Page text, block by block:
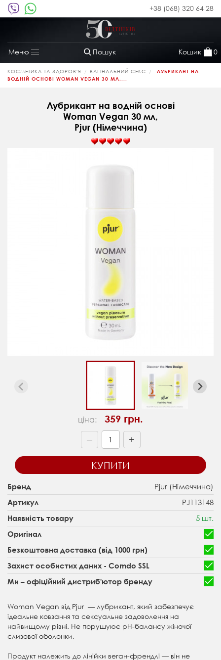
+38 (068) 320 64 28
Пошук Кошик 0
Меню
Toggle
navigation
КОСМЕТИКА ТА ЗДОРОВ'Я ВАГІНАЛЬНИЙ СЕКС
ЛУБРИКАНТ НА
ВОДНІЙ ОСНОВІ WOMAN VEGAN 30 МЛ,...
Лубрикант на водній основі
Woman Vegan 30 мл,
Pjur (Німеччина)
ціна: 359 грн.
— +
КУПИТИ
Бренд Pjur (Німеччина)
Артикул PJ113148
Наявність товару 5 шт.
Оригінал
Безкоштовна доставка (від 1000 грн)
Захист особистих даних - Comdo SSL
Ми – офіційний дистриб'ютор бренду
Woman Vegan від Pjur — лубрикант, який забезпечує
ідеальне ковзання та сексуальне задоволення на
найвищому рівні. Не порушуює pH-балансу жіночої
слизової оболонки.
Продукт належить до лінійки веган-френдлі — він не